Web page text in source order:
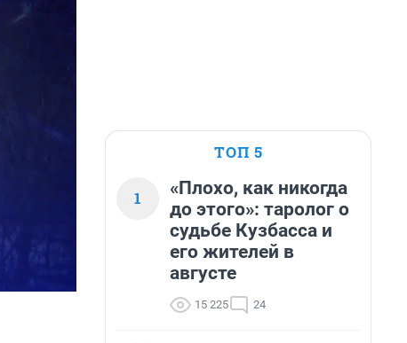
ТОП 5
1
«Плохо, как никогда
до этого»: таролог о
судьбе Кузбасса и
его жителей в
августе
15 225 24